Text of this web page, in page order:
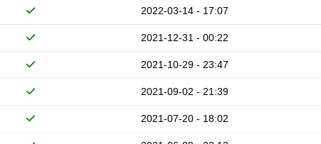
2022-03-14 - 17:07
2021-12-31 - 00:22
2021-10-29 - 23:47
2021-09-02 - 21:39
2021-07-20 - 18:02